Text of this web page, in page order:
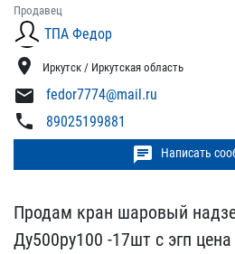
Продавец
ТПА Федор
location_on Иркутск / Иркутская область
mail fedor7774@mail.ru
phone 89025199881
chat Написать
Продам кран шаровый
Ду500​ру100 -17шт с эгп